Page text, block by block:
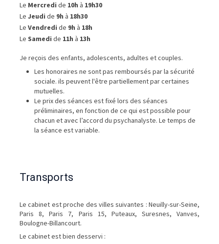
Le Mercredi de 10h à 19h30
Le Jeudi de 9h à 18h30
Le Vendredi de 9h à 18h
Le Samedi de 11h à 13h
Je reçois des enfants, adolescents, adultes et couples.
Les honoraires ne sont pas remboursés par la sécurité
sociale. ils peuvent l'être partiellement par certaines
mutuelles.
Le prix des séances est fixé lors des séances
préliminaires, en fonction de ce qui est possible pour
chacun et avec l’accord du psychanalyste. Le temps de
la séance est variable.
Transports
Le cabinet est proche des villes suivantes : Neuilly-sur-Seine,
Paris 8, Paris 7, Paris 15, Puteaux, Suresnes, Vanves,
Boulogne-Billancourt.
Le cabinet est bien desservi :